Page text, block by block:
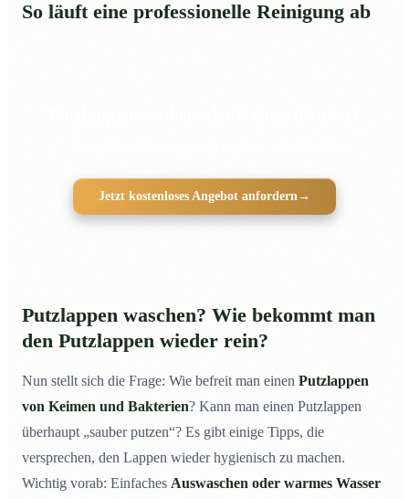
So läuft eine professionelle Reinigung ab
Jetzt kostenloses Angebot anfordern→
Putzlappen waschen? Wie bekommt man
den Putzlappen wieder rein?
Nun stellt sich die Frage: Wie befreit man einen Putzlappen
von Keimen und Bakterien? Kann man einen Putzlappen
überhaupt „sauber putzen“? Es gibt einige Tipps, die
versprechen, den Lappen wieder hygienisch zu machen.
Wichtig vorab: Einfaches Auswaschen oder warmes Wasser